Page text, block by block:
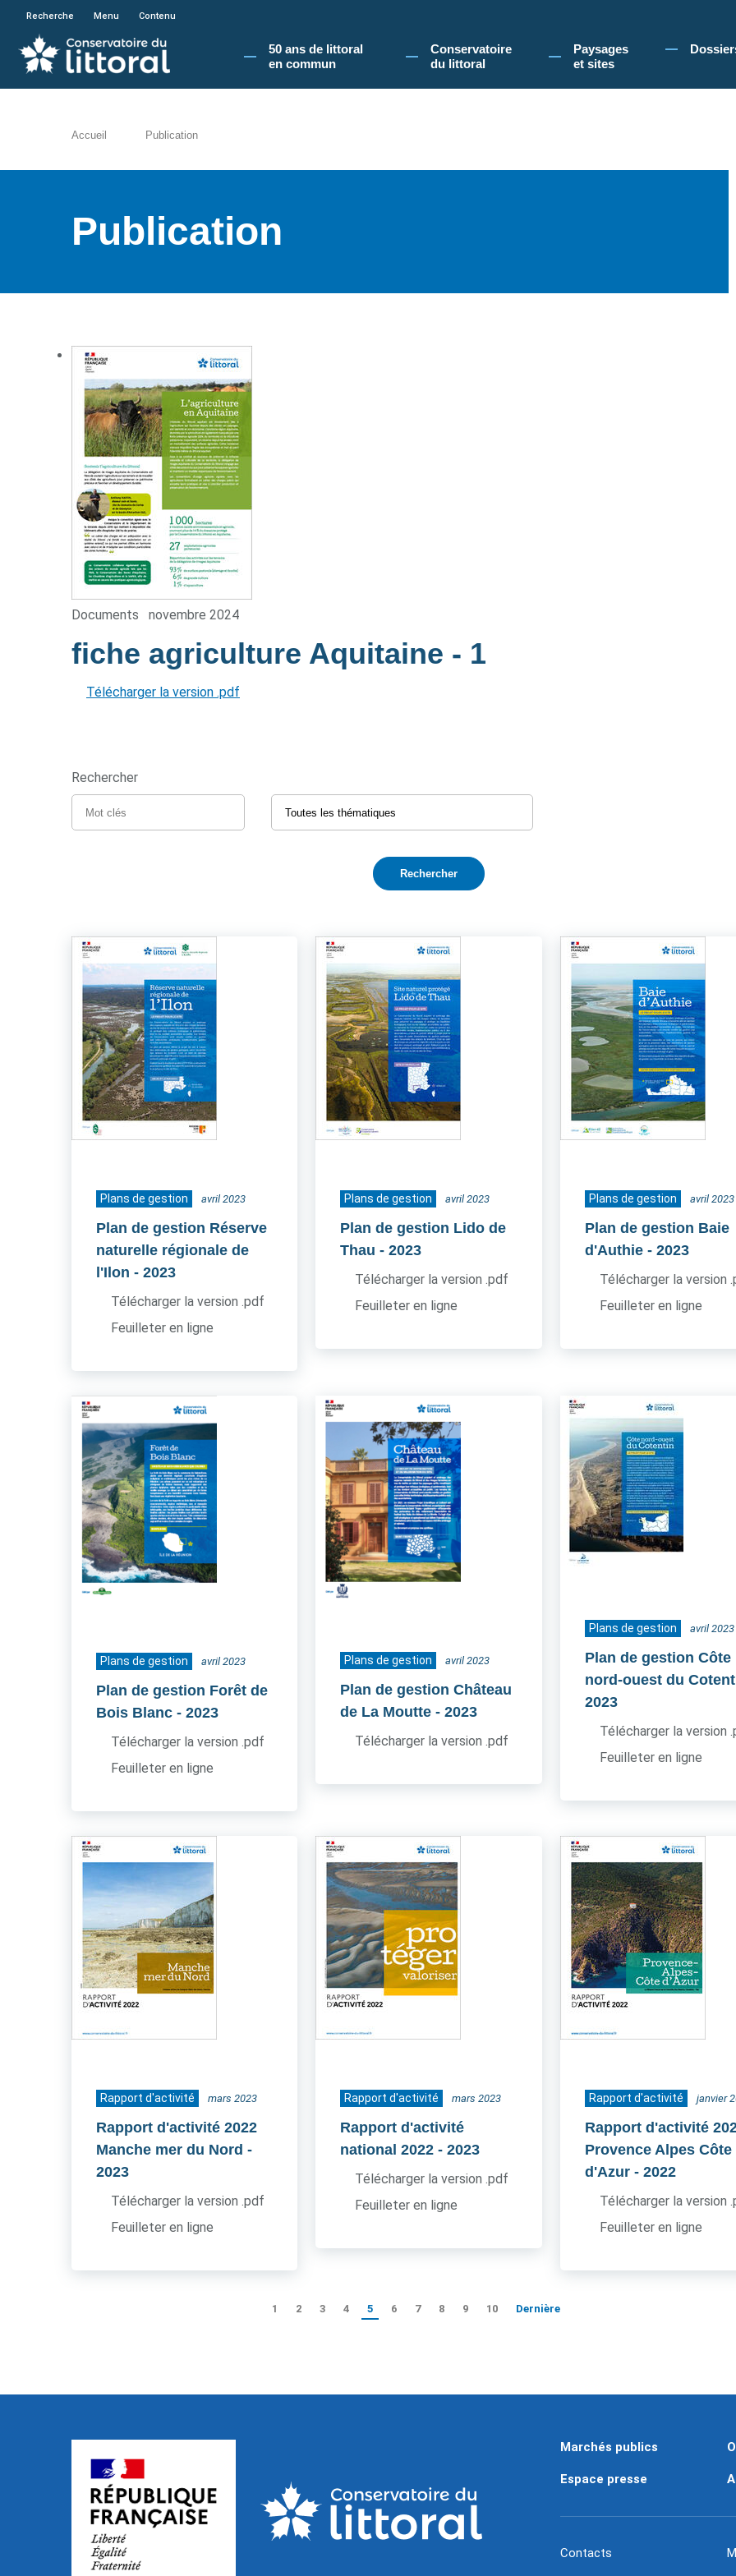
En poursuivant votre navigation sur le site du Conservatoire du littoral, vous acceptez l'utilisation de cookies pour vous
Recherche Menu Contenu
50 ans de littoral
en commun​
Conservatoire
du littoral
Paysages
et sites
Accueil Publication
Publication
Documents novembre 2024
fiche agriculture Aquitaine - 1
Télécharger la version .pdf
Rechercher
Plans de gestion avril 2023
Plan de gestion Réserve
naturelle régionale de
l'Ilon - 2023
Télécharger la version .pdf
Feuilleter en ligne
Plans de gestion avril 2023
Plan de gestion Lido de
Thau - 2023
Télécharger la version .pdf
Feuilleter en ligne
Plans de gestion avril 2023
Plan de gestion Baie
d'Authie - 2023
Télécharger la version
Feuilleter en ligne
Plans de gestion avril 2023
Plan de gestion Forêt de
Bois Blanc - 2023
Télécharger la version .pdf
Feuilleter en ligne
Plans de gestion avril 2023
Plan de gestion Château
de La Moutte - 2023
Télécharger la version .pdf
Plans de gestion avril 2023
Plan de gestion Côte
nord-ouest du
2023
Télécharger la version
Feuilleter en ligne
Rapport d'activité mars 2023
Rapport d'activité 2022
Manche mer du Nord -
2023
Télécharger la version .pdf
Feuilleter en ligne
Rapport d'activité mars 2023
Rapport d'activité
national 2022 - 2023
Télécharger la version .pdf
Feuilleter en ligne
Rapport d'activité janvier
Rapport d'activité
Provence Alpes Côte
d'Azur - 2022
Télécharger la version
Feuilleter en ligne
1 2 3 4 5 6 7 8 9 10 Dernière
Marchés publics
Espace presse
Contacts